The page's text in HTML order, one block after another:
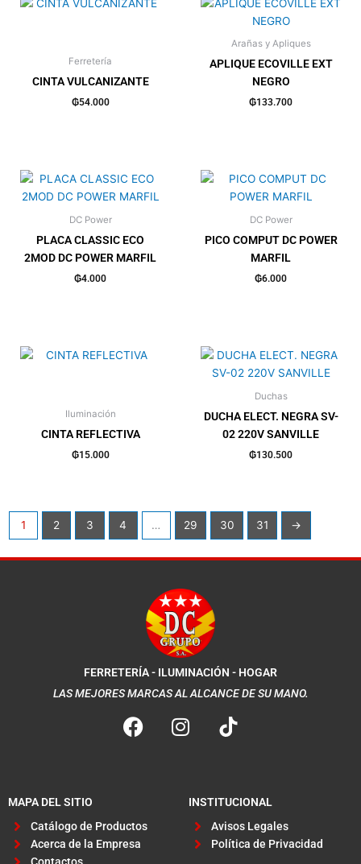
Ferretería
CINTA VULCANIZANTE
₲54.000
Arañas y Apliques
APLIQUE ECOVILLE EXT
NEGRO
₲133.700
DC Power
PLACA CLASSIC ECO
2MOD DC POWER MARFIL
₲4.000
DC Power
PICO COMPUT DC POWER
MARFIL
₲6.000
Iluminación
CINTA REFLECTIVA
₲15.000
Duchas
DUCHA ELECT. NEGRA SV-
02 220V SANVILLE
₲130.500
1 2 3 4 … 29 30 31 →
FERRETERÍA - ILUMINACIÓN - HOGAR
LAS MEJORES MARCAS AL ALCANCE DE SU MANO.
F
a
o
I
n
a
MAPA DEL SITIO
Catálogo de Productos
Acerca de la Empresa
Contactos
INSTITUCIONAL
Avisos Legales
Política de Privacidad